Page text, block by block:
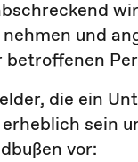
und
die ein
sein
vor: